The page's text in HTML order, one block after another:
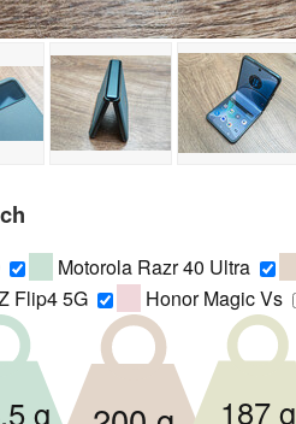
Motorola Razr 40 Ultra
Flip4 5G
Honor Magic Vs
g 187 g